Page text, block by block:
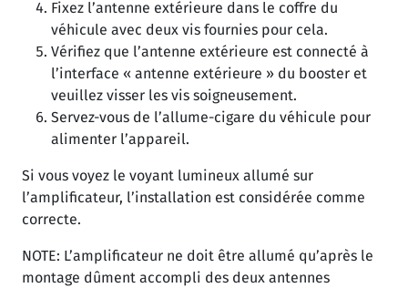
Fixez l’antenne extérieure dans le coffre du
véhicule avec deux vis fournies pour cela.
Vérifiez que l’antenne extérieure est connecté à
l’interface « antenne extérieure » du booster et
veuillez visser les vis soigneusement.
Servez-vous de l’allume-cigare du véhicule pour
alimenter l’appareil.
Si vous voyez le voyant lumineux allumé sur
l’amplificateur, l’installation est considérée comme
correcte.
NOTE: L’amplificateur ne doit être allumé qu’après le
montage dûment accompli des deux antennes